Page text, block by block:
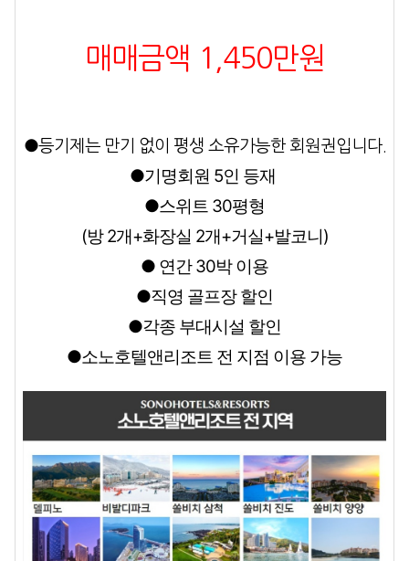
매매금액 1,450만원
●등기제는 만기 없이 평생 소유가능한 회원권입니다.
●기명회원 5인 등재
●스위트 30평형
(방 2개+화장실 2개+거실+발코니)
● 연간 30박 이용
●직영 골프장 할인
●각종 부대시설 할인
●소노호텔앤리조트 전 지점 이용 가능